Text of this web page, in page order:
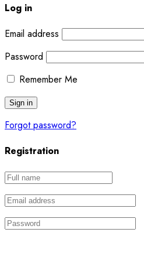
Log in
Email address
Password
Remember Me
Forgot password?
Registration